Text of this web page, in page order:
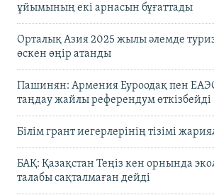
ұйымының екі арнасын бұғаттады
Орталық Азия 2025 жылы әлемде
өскен өңір атанды
Пашинян: Армения Еуроодақ пен
таңдау жайлы референдум өткізбейді
Білім грант иегерлерінің тізімі
БАҚ: Қазақстан Теңіз кен орнында
талабы сақталмаған дейді